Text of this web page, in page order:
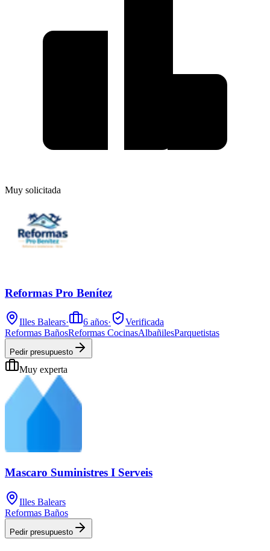
Muy solicitada
Reformas Pro Benítez
Illes Balears· 6 años·
Verificada
Reformas BañosReformas CocinasAlbañilesParquetistas
Pedir presupuesto
Muy experta
Mascaro Suministres I Serveis
Illes Balears
Reformas Baños
Pedir presupuesto